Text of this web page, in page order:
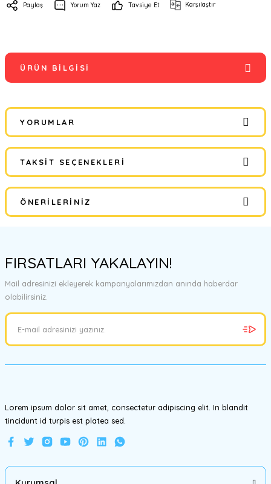
Paylaş Yorum Yaz Tavsiye Et Karşılaştır
ÜRÜN BILGISI
YORUMLAR
Bu ürüne ilk yorumu siz yapın!
Yorum Yaz
TAKSIT SEÇENEKLERI
ÖNERILERINIZ
tarafımıza iletebilirsiniz.
Görüş ve önerileriniz için teşekkür ederiz.
Ürün resmi kalitesiz, bozuk veya görüntülenemiyor.
Ürün bilgilerinde hatalar bulunuyor.
FIRSATLARI YAKALAYIN!
Mail adresinizi ekleyerek kampanyalarımızdan anında haberdar
olabilirsiniz.
Lorem ipsum dolor sit amet, consectetur adipiscing elit. In blandit
tincidunt id turpis est platea sed.